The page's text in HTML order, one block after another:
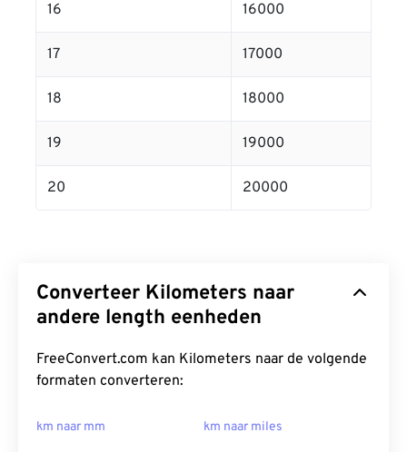
16 16000
17 17000
18 18000
19 19000
20 20000
Converteer Kilometers naar
andere length eenheden
FreeConvert.com kan Kilometers naar de volgende
formaten converteren:
km naar mm km naar miles